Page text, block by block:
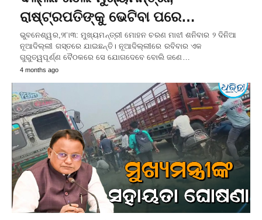
ରାଷ୍ଟ୍ରପତିଙ୍କୁ ଭେଟିବା ପରେ…
ଭୁବନେଶ୍ୱର,୨୮ା୩: ମୁଖ୍ୟମନ୍ତ୍ରୀ ମୋହନ ଚରଣ ମାଝୀ ଶନିବାର ୨ ଦିନିଆ
ନୂଆଦିଲ୍ଲୀ ଗସ୍ତରେ ଯାଇଛନ୍ତି। ନୂଆଦିଲ୍ଲୀରେ ରବିବାର ଏକ
ଗୁରୁତ୍ୱପୂର୍ଣ୍ଣ ବୈଠକରେ ସେ ଯୋଗଦେବେ ବୋଲି ଜଣେ…
4 months ago